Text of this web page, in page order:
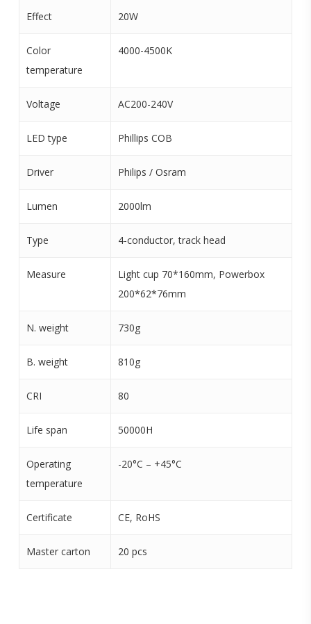
Effect 20W
Color
temperature
4000-4500K
Voltage AC200-240V
LED type Phillips COB
Driver Philips / Osram
Lumen 2000lm
Type 4-conductor, track head
Measure
Light cup 70*160mm, Powerbox
200*62*76mm
N. weight 730g
B. weight 810g
CRI 80
Life span 50000H
Operating
temperature
-20°C – +45°C
Certificate CE, RoHS
Master carton 20 pcs